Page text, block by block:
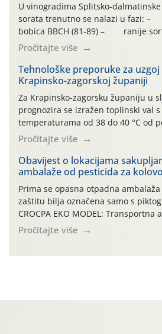
U vinogradima Splitsko-
sorata trenutno se nalazi u
bobica BBCH (81-89) – ranije
lokalitetima već su dozrele te su
visokih temperatura i dugotrajnog
razvoj vinove loze odvija se uredno,
većine vinograda je dobro. Srednje
zraka […]
Pročitajte više
Tehnološke preporuke za uzgoj
Krapinsko-zagorskoj županiji
Za Krapinsko-zagorsku županiju u
prognozira se izražen toplinski val
temperaturama od 38 do 40 °C od
četvrtka, uz povećan rizik od
lozu. U petak i subotu očekuje se
mogućnost lokalnih grmljavinskih
izdano je i crveno upozorenje na
Pročitajte više
Obavijest o lokacijama
ambalaže od pesticida za
Prima se opasna otpadna
zaštitu bilja označena samo s
CROCPA EKO MODEL: Transportna
ambalaža drugih proizvoda koji nisu
bilja (npr. ambalaža od mineralnih
Pročitajte više